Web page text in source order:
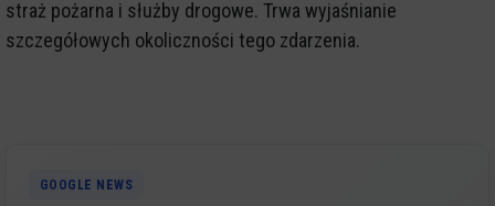
straż pożarna i służby drogowe. Trwa wyjaśnianie
szczegółowych okoliczności tego zdarzenia.
GOOGLE NEWS